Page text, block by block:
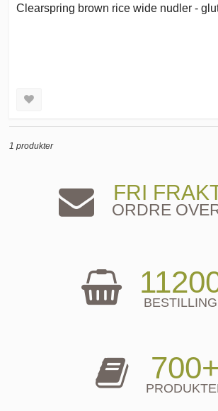
Clearspring brown rice wide nudler -
1 produkter
FRI
ORDRE
700+